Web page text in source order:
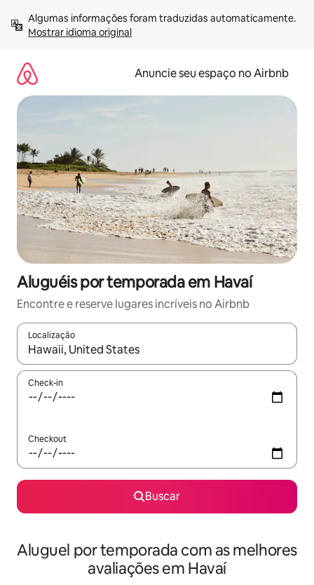
para
Mostrar idioma original
Anuncie seu espaço no Airbnb
Aluguéis por temporada em Havaí
Encontre e reserve lugares incríveis no Airbnb
Localização
Quando os resultados estiverem disponíveis, explore-os
Check-in
Checkout
Buscar
Aluguel por temporada com as melhores
avaliações em Havaí